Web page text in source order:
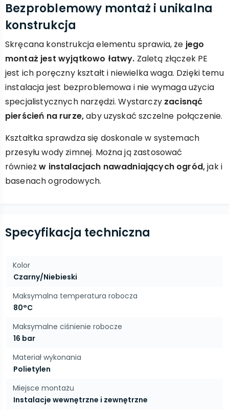
Bezproblemowy montaż i unikalna
konstrukcja
Skręcana konstrukcja elementu sprawia, że jego
montaż jest wyjątkowo łatwy. Zaletą złączek PE
jest ich poręczny kształt i niewielka waga. Dzięki temu
instalacja jest bezproblemowa i nie wymaga użycia
specjalistycznych narzędzi. Wystarczy zacisnąć
pierścień na rurze,aby uzyskać szczelne połączenie.
Kształtka sprawdza się doskonale w systemach
przesyłu wody zimnej. Można ją zastosować
równieżw instalacjach nawadniających ogród,jak i
basenach ogrodowych.
Specyfikacja techniczna
Kolor
Czarny/Niebieski
Maksymalna temperatura robocza
80°C
Maksymalne ciśnienie robocze
16 bar
Materiał wykonania
Polietylen
Miejsce montażu
Instalacje wewnętrzne i zewnętrzne